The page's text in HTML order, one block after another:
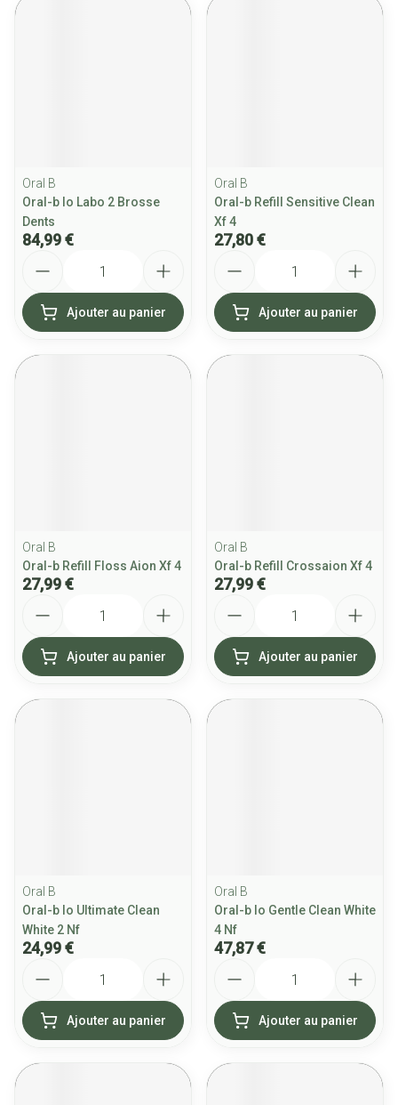
Oral B
Oral-b Io Labo 2 Brosse
Dents
84,99 €
Ajouter au panier
Oral B
Oral-b Refill Sensitive Clean
Xf 4
27,80 €
Ajouter au panier
Oral B
Oral-b Refill Floss Aion Xf 4
27,99 €
Ajouter au panier
Oral B
Oral-b Refill Crossaion Xf 4
27,99 €
Ajouter au panier
Oral B
Oral-b Io Ultimate Clean
White 2 Nf
24,99 €
Ajouter au panier
Oral B
Oral-b Io Gentle Clean White
4 Nf
47,87 €
Ajouter au panier